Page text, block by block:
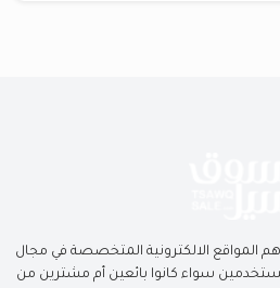
الالكترونية المتخصصة في مجال
سواء كانوا بائعين أم مشترين من